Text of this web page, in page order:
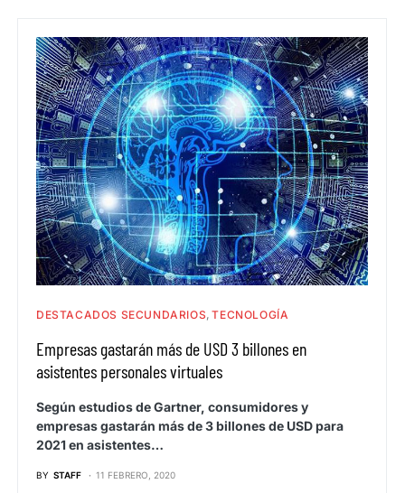
DESTACADOS SECUNDARIOS TECNOLOGÍA
Empresas gastarán más de USD 3 billones en
asistentes personales virtuales
Según estudios de Gartner, consumidores y
empresas gastarán más de 3 billones de USD para
2021 en asistentes…
BY STAFF 11 FEBRERO, 2020